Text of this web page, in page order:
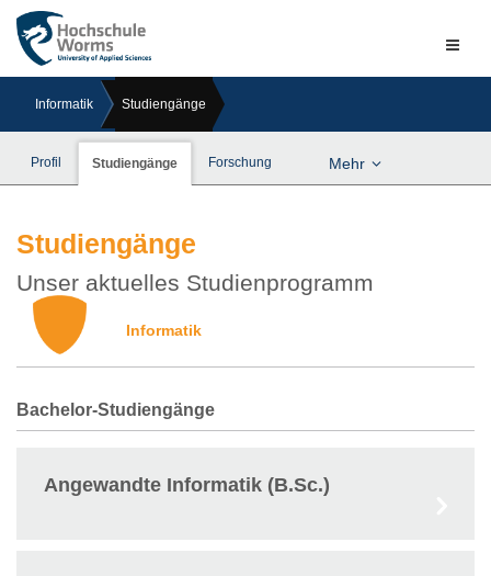
Informatik Studiengänge
Profil Studiengänge Forschung Mehr
Studiengänge
Unser aktuelles Studienprogramm
Informatik
Bachelor-Studiengänge
Angewandte Informatik (B.Sc.)